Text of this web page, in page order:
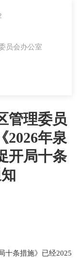
员会办公室
管理委员
2026年泉
开局十条
条措施》已经2025